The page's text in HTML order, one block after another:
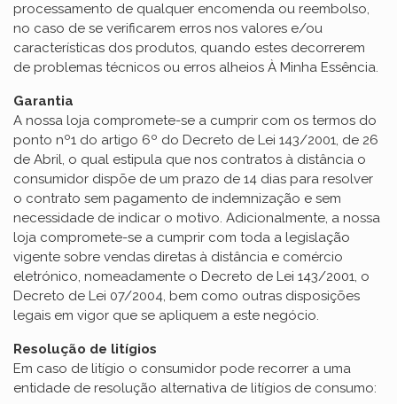
processamento de qualquer encomenda ou reembolso,
no caso de se verificarem erros nos valores e/ou
características dos produtos, quando estes decorrerem
de problemas técnicos ou erros alheios À Minha Essência.
Garantia
A nossa loja compromete-se a cumprir com os termos do
ponto nº1 do artigo 6º do Decreto de Lei 143/2001, de 26
de Abril, o qual estipula que nos contratos à distância o
consumidor dispõe de um prazo de 14 dias para resolver
o contrato sem pagamento de indemnização e sem
necessidade de indicar o motivo. Adicionalmente, a nossa
loja compromete-se a cumprir com toda a legislação
vigente sobre vendas diretas à distância e comércio
eletrónico, nomeadamente o Decreto de Lei 143/2001, o
Decreto de Lei 07/2004, bem como outras disposições
legais em vigor que se apliquem a este negócio.
Resolução de litígios
Em caso de litígio o consumidor pode recorrer a uma
entidade de resolução alternativa de litígios de consumo: